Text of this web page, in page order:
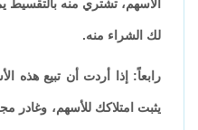
الأسهم، تشتري منه بالتقسيط
لك الشراء منه.
رابعاً: إذا أردت أن تبيع هذه
يثبت امتلاكك للأسهم، وغادر